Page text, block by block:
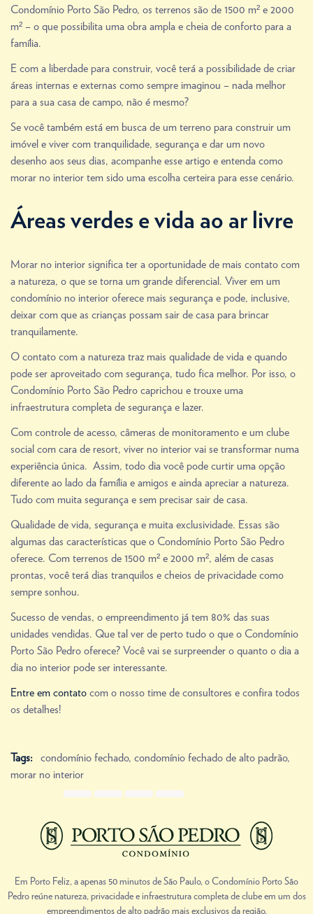
Condomínio Porto São Pedro, os terrenos são de 1500 m² e 2000
m² – o que possibilita uma obra ampla e cheia de conforto para a
família.
E com a liberdade para construir, você terá a possibilidade de criar
áreas internas e externas como sempre imaginou – nada melhor
para a sua casa de campo, não é mesmo?
Se você também está em busca de um terreno para construir um
imóvel e viver com tranquilidade, segurança e dar um novo
desenho aos seus dias, acompanhe esse artigo e entenda como
morar no interior tem sido uma escolha certeira para esse cenário.
Áreas verdes e vida ao ar livre
Morar no interior significa ter a oportunidade de mais contato com
a natureza, o que se torna um grande diferencial. Viver em um
condomínio no interior oferece mais segurança e pode, inclusive,
deixar com que as crianças possam sair de casa para brincar
tranquilamente.
O contato com a natureza traz mais qualidade de vida e quando
pode ser aproveitado com segurança, tudo fica melhor. Por isso, o
Condomínio Porto São Pedro caprichou e trouxe uma
infraestrutura completa de segurança e lazer.
Com controle de acesso, câmeras de monitoramento e um clube
social com cara de resort, viver no interior vai se transformar numa
experiência única. Assim, todo dia você pode curtir uma opção
diferente ao lado da família e amigos e ainda apreciar a natureza.
Tudo com muita segurança e sem precisar sair de casa.
Qualidade de vida, segurança e muita exclusividade. Essas são
algumas das características que o Condomínio Porto São Pedro
oferece. Com terrenos de 1500 m² e 2000 m², além de casas
prontas, você terá dias tranquilos e cheios de privacidade como
sempre sonhou.
Sucesso de vendas, o empreendimento já tem 80% das suas
unidades vendidas. Que tal ver de perto tudo o que o Condomínio
Porto São Pedro oferece? Você vai se surpreender o quanto o dia a
dia no interior pode ser interessante.
Entre em contato com o nosso time de consultores e confira todos
os detalhes!
Tags: condomínio fechado, condomínio fechado de alto padrão,
morar no interior
Em Porto Feliz, a apenas 50 minutos de São Paulo, o Condomínio Porto São
Pedro reúne natureza, privacidade e infraestrutura completa de clube em um dos
empreendimentos de alto padrão mais exclusivos da região.